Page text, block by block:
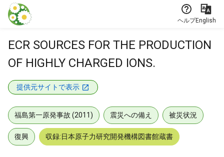
本文に飛ぶ
ヘルプEnglish
ECR SOURCES FOR THE PRODUCTION
OF HIGHLY CHARGED IONS.
提供元サイトで表示
福島第一原発事故 (2011) 震災への備え 被災状況
復興 収録:日本原子力研究開発機構図書館蔵書